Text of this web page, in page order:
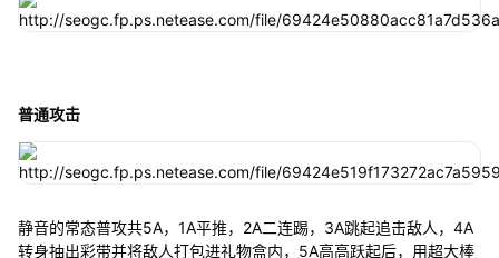
普通攻击
静音的常态普攻共5A，1A平推，2A二连踢，3A跳起追击敌人，4A
转身抽出彩带并将敌人打包进礼物盒内，5A高高跃起后，用超大棒